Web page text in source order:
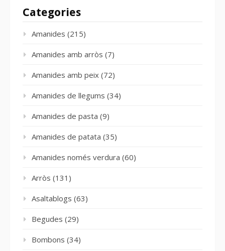
Categories
Amanides (215)
Amanides amb arròs (7)
Amanides amb peix (72)
Amanides de llegums (34)
Amanides de pasta (9)
Amanides de patata (35)
Amanides només verdura (60)
Arròs (131)
Asaltablogs (63)
Begudes (29)
Bombons (34)